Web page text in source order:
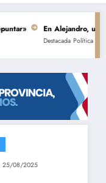
En Alejandro, una obra
Política
25/08/2025